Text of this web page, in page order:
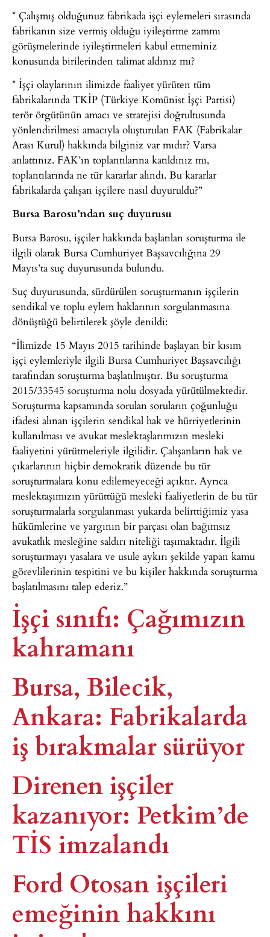
* Çalışmış olduğunuz fabrikada işçi eylemeleri sırasında
fabrikanın size vermiş olduğu iyileştirme zammı
görüşmelerinde iyileştirmeleri kabul etmeminiz
konusunda birilerinden talimat aldınız mı?
* İşçi olaylarının ilimizde faaliyet yürüten tüm
fabrikalarında TKİP (Türkiye Komünist İşçi Partisi)
terör örgütünün amacı ve stratejisi doğrultusunda
yönlendirilmesi amacıyla oluşturulan FAK (Fabrikalar
Arası Kurul) hakkında bilginiz var mıdır? Varsa
anlattınız. FAK’ın toplantılarına katıldınız mı,
toplantılarında ne tür kararlar alındı. Bu kararlar
fabrikalarda çalışan işçilere nasıl duyuruldu?”
Bursa Barosu’ndan suç duyurusu
Bursa Barosu, işçiler hakkında başlatılan soruşturma ile
ilgili olarak Bursa Cumhuriyet Başsavcılığına 29
Mayıs’ta suç duyurusunda bulundu.
Suç duyurusunda, sürdürülen soruşturmanın işçilerin
sendikal ve toplu eylem haklarının sorgulanmasına
dönüştüğü belirtilerek şöyle denildi:
“İlimizde 15 Mayıs 2015 tarihinde başlayan bir kısım
işçi eylemleriyle ilgili Bursa Cumhuriyet Başsavcılığı
tarafından soruşturma başlatılmıştır. Bu soruşturma
2015/33545 soruşturma nolu dosyada yürütülmektedir.
Soruşturma kapsamında sorulan soruların çoğunluğu
ifadesi alınan işçilerin sendikal hak ve hürriyetlerinin
kullanılması ve avukat meslektaşlarımızın mesleki
faaliyetini yürütmeleriyle ilgilidir. Çalışanların hak ve
çıkarlarının hiçbir demokratik düzende bu tür
soruşturmalara konu edilemeyeceği açıktır. Ayrıca
meslektaşımızın yürüttüğü mesleki faaliyetlerin de bu tür
soruşturmalarla sorgulanması yukarda belirttiğimiz yasa
hükümlerine ve yargının bir parçası olan bağımsız
avukatlık mesleğine saldırı niteliği taşımaktadır. İlgili
soruşturmayı yasalara ve usule aykırı şekilde yapan kamu
görevlilerinin tespitini ve bu kişiler hakkında soruşturma
başlatılmasını talep ederiz.”
İşçi sınıfı: Çağımızın
kahramanı
Bursa, Bilecik,
Ankara: Fabrikalarda
iş bırakmalar sürüyor
Direnen işçiler
kazanıyor: Petkim’de
TİS imzalandı
Ford Otosan işçileri
emeğinin hakkını